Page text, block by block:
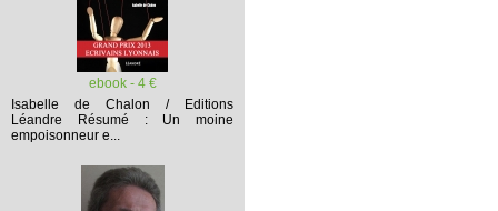
ebook - 4 €
Isabelle de Chalon / Editions
Léandre
Résumé :
Un moine
empoisonneur e...